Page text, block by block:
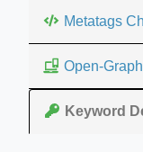
Metatags
Open-
Keyword